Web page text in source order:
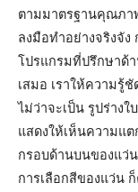
ตามมาตรฐานคุณภา
ลงมือทำอย่างจริงจั
โปรแกรมที่ปรึกษาด้า
เสมอ เราให้ความรู้
ไม่ว่าจะเป็น รูปร่าง
แสดงให้เห็นความแต
กรอบด้านบนของแว่
การเลือกสีของแว่น